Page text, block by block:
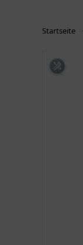
Startseite